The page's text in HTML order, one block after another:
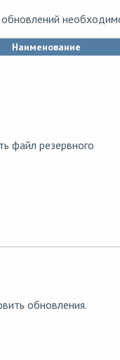
обновлений
Наименование
файл резервного
обновления.